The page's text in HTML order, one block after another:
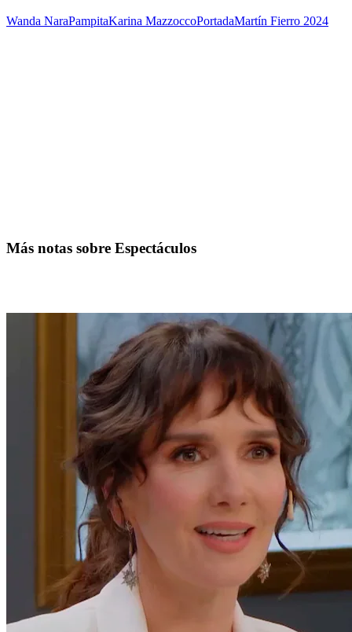
Wanda NaraPampitaKarina MazzoccoPortadaMartín Fierro 2024
Más notas sobre Espectáculos